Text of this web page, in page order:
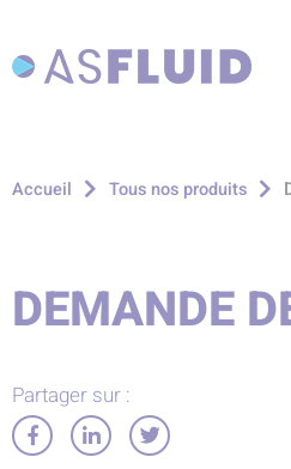
Aller à la recherche
Accueil Tous nos produits
DEMANDE
Partager sur :
PartagerPartagerPartager